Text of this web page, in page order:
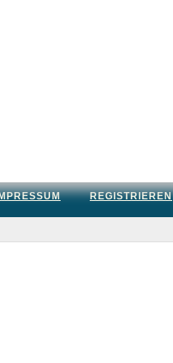
REGISTRIEREN